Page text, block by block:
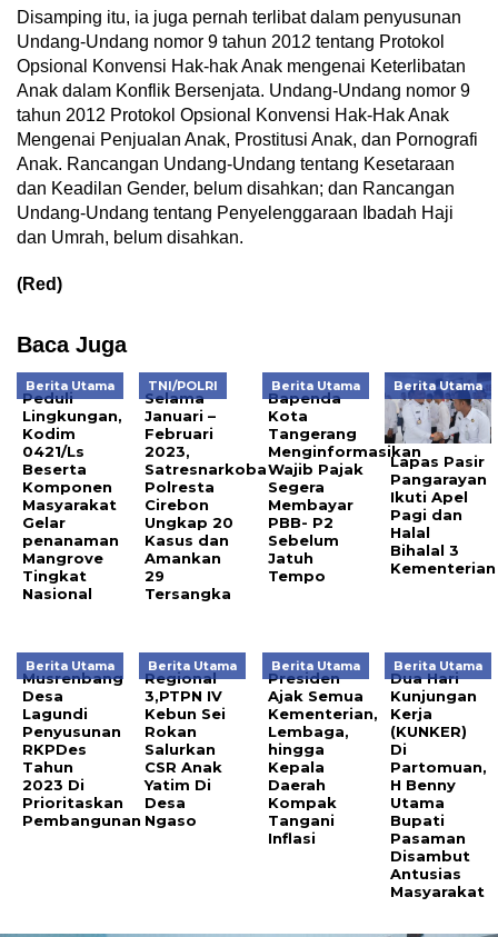
Disamping itu, ia juga pernah terlibat dalam penyusunan
Undang-Undang nomor 9 tahun 2012 tentang Protokol
Opsional Konvensi Hak-hak Anak mengenai Keterlibatan
Anak dalam Konflik Bersenjata. Undang-Undang nomor 9
tahun 2012 Protokol Opsional Konvensi Hak-Hak Anak
Mengenai Penjualan Anak, Prostitusi Anak, dan Pornografi
Anak. Rancangan Undang-Undang tentang Kesetaraan
dan Keadilan Gender, belum disahkan; dan Rancangan
Undang-Undang tentang Penyelenggaraan Ibadah Haji
dan Umrah, belum disahkan.
(Red)
Baca Juga
Berita Utama
Peduli
Lingkungan,
Kodim
0421/Ls
Beserta
Komponen
Masyarakat
Gelar
penanaman
Mangrove
Tingkat
Nasional
TNI/POLRI
Selama
Januari –
Februari
2023,
Satresnarkoba
Polresta
Cirebon
Ungkap 20
Kasus dan
Amankan
29
Tersangka
Berita Utama
Bapenda
Kota
Tangerang
Menginformasikan
Wajib Pajak
Segera
Membayar
PBB- P2
Sebelum
Jatuh
Tempo
Berita Utama
Lapas Pasir
Pangarayan
Ikuti Apel
Pagi dan
Halal
Bihalal 3
Kementerian
Berita Utama
Musrenbang
Desa
Lagundi
Penyusunan
RKPDes
Tahun
2023 Di
Prioritaskan
Pembangunan
Berita Utama
Regional
3,PTPN IV
Kebun Sei
Rokan
Salurkan
CSR Anak
Yatim Di
Desa
Ngaso
Berita Utama
Presiden
Ajak Semua
Kementerian,
Lembaga,
hingga
Kepala
Daerah
Kompak
Tangani
Inflasi
Berita Utama
Dua Hari
Kunjungan
Kerja
(KUNKER)
Di
Partomuan,
H Benny
Utama
Bupati
Pasaman
Disambut
Antusias
Masyarakat